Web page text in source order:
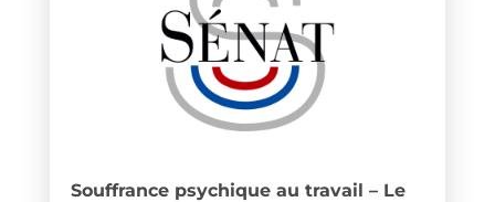
Souffrance psychique au travail – Le